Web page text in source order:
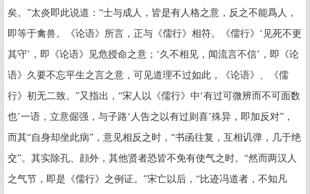
矣。”太炎即此说道：“士与成人，皆是有人格之意，反之不能爲人，
即等于禽兽。《论语》所言，正与《儒行》相符。《儒行》‘见死不更
其守’，即《论语》见危授命之意；‘久不相见，闻流言不信’，即《论
语》久要不忘平生之言之意，可见道理不过如此，《论语》、《儒
行》初无二致。”又指出，“宋人以《儒行》中‘有过可微辨而不可面数
也’一语，立意倔强，与子路‘人告之以有过则喜’殊异，即加反对”，
而其“自身却坐此病”，意见相反之时，“书函往复，互相讥弹，几于绝
交”。其实除孔、顔外，其他贤者恐皆不免有使气之时。“然而两汉人
之气节，即是《儒行》之例证。”宋亡以后，“比迹冯道者，不知凡